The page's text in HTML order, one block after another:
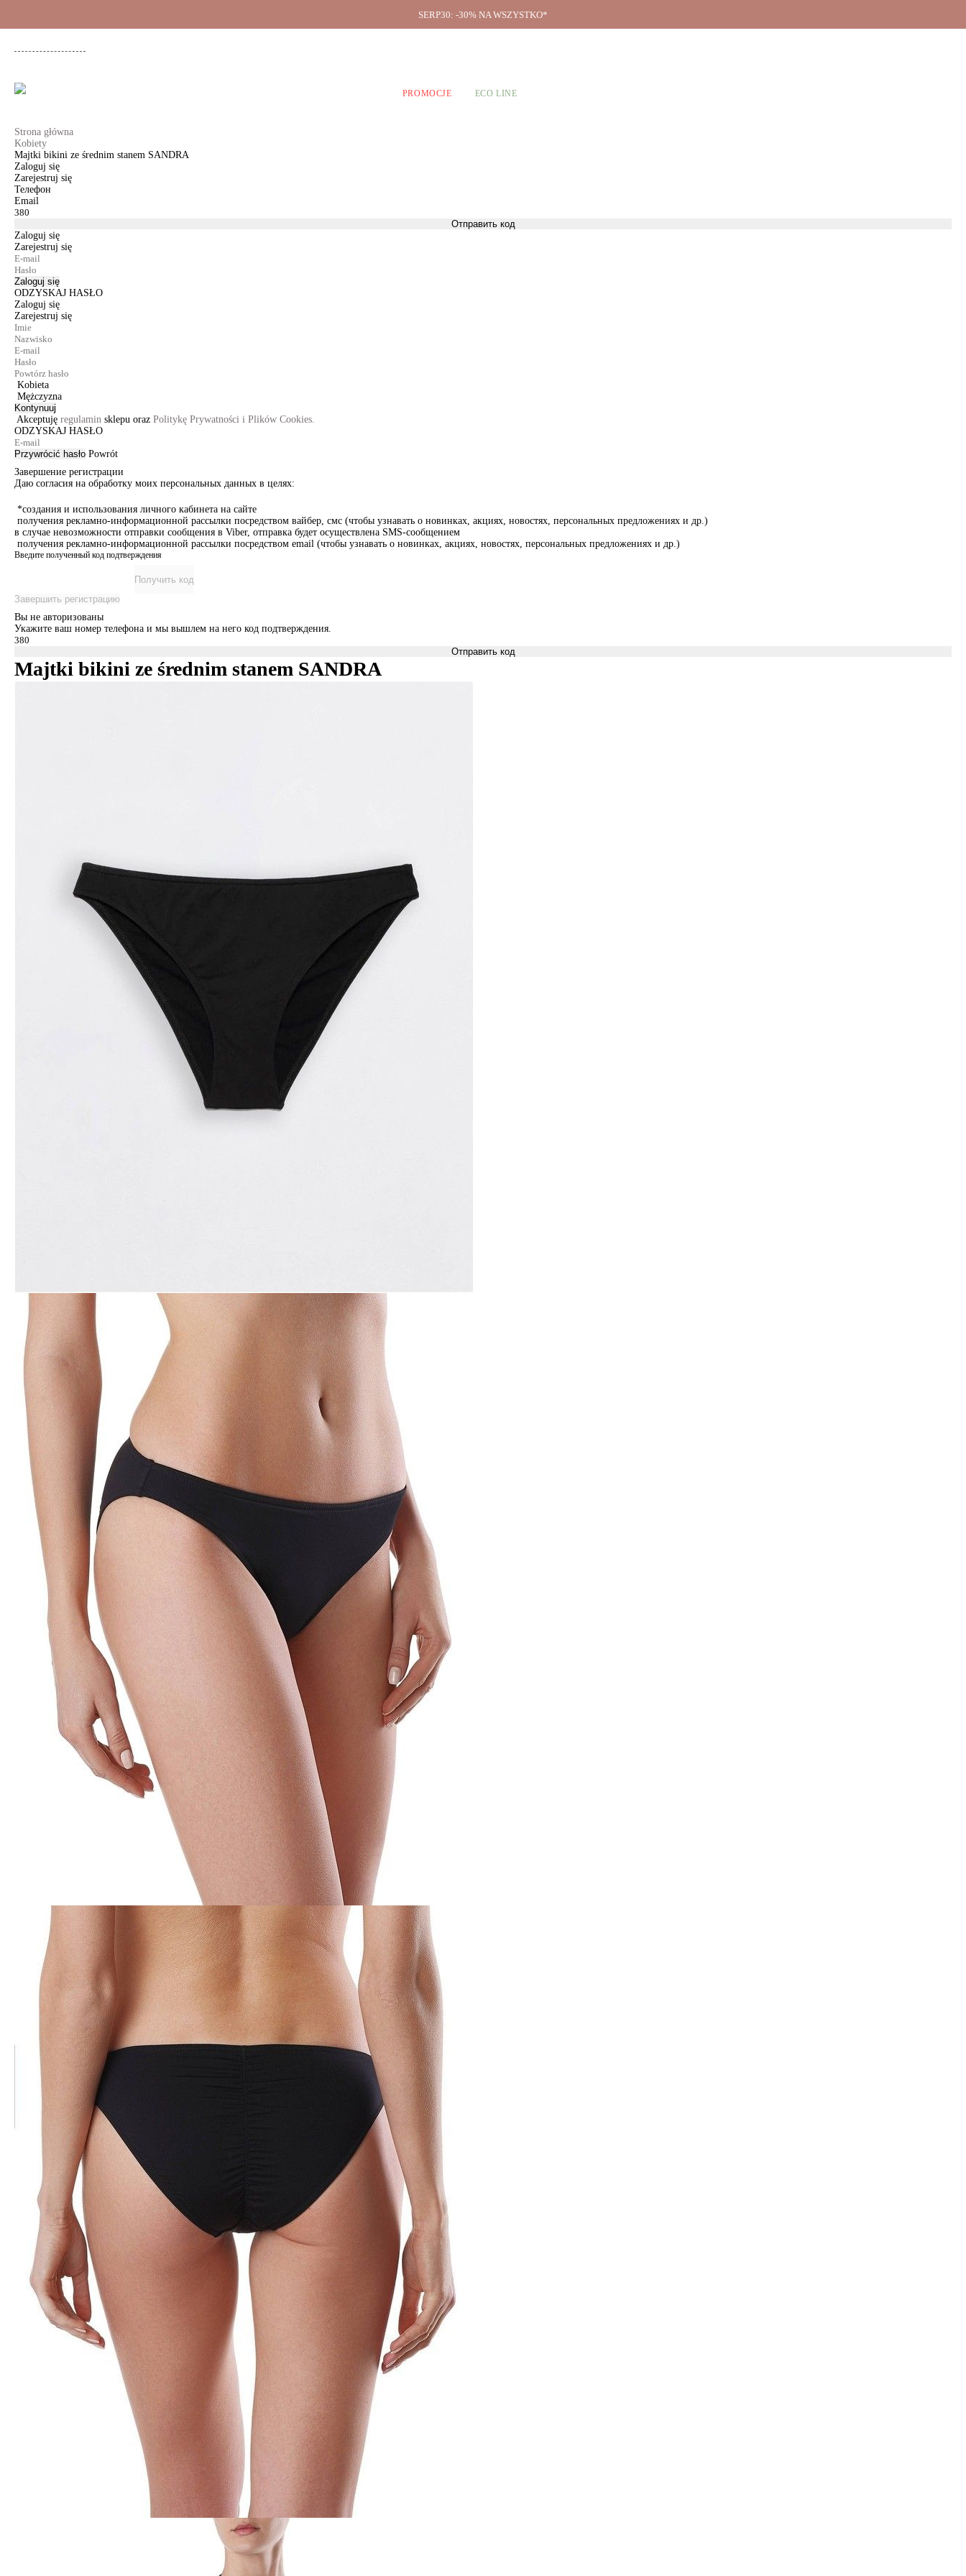
SERP30: -30% NA WSZYSTKO*
PROMOCJE ECO LINE
Strona główna
Kobiety
Majtki bikini ze średnim stanem SANDRA
Zaloguj się
Zarejestruj się
Телефон
Email
Отправить код
Zaloguj się
Zarejestruj się
Zaloguj się
ODZYSKAJ HASŁO
Zaloguj się
Zarejestruj się
Kobieta
Mężczyzna
Kontynuuj
Akceptuję regulamin sklepu oraz Politykę Prywatności i Plików Cookies.
ODZYSKAJ HASŁO
Przywrócić hasło Powrót
Завершение регистрации
Даю согласия на обработку моих персональных данных в целях:
*создания и использования личного кабинета на сайте
получения рекламно-информационной рассылки посредством вайбер, смс (чтобы узнавать о новинках, акциях, новостях, персональных предложениях и др.)
в случае невозможности отправки сообщения в Viber, отправка будет осуществлена SMS-сообщением
получения рекламно-информационной рассылки посредством email (чтобы узнавать о новинках, акциях, новостях, персональных предложениях и др.)
Введите полученный код подтверждения
Получить код
Завершить регистрацию
Вы не авторизованы
Укажите ваш номер телефона и мы вышлем на него код подтверждения.
Отправить код
Majtki bikini ze średnim stanem SANDRA